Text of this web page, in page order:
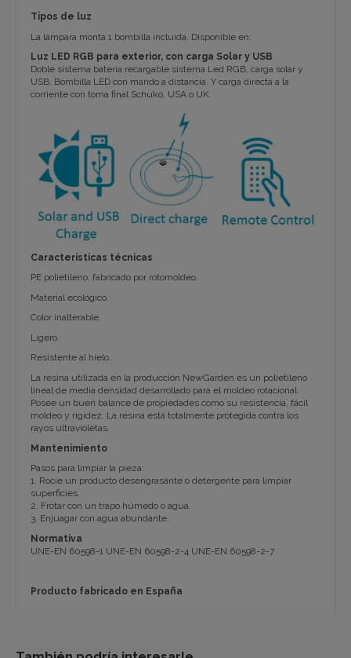
Tipos de luz
La lámpara monta 1 bombilla incluida. Disponible en:
Luz LED RGB para exterior, con carga Solar y USB
Doble sistema batería recargable sistema Led RGB, carga solar y
USB. Bombilla LED con mando a distancia. Y carga directa a la
corriente con toma final Schuko, USA o UK.
Características técnicas
PE polietileno, fabricado por rotomoldeo.
Material ecológico.
Color inalterable.
Ligero.
Resistente al hielo.
La resina utilizada en la producción NewGarden es un polietileno
lineal de media densidad desarrollado para el moldeo rotacional.
Posee un buen balance de propiedades como su resistencia, fácil
moldeo y rigidez. La resina está totalmente protegida contra los
rayos ultravioletas.
Mantenimiento
Pasos para limpiar la pieza:
1. Rocíe un producto desengrasante o detergente para limpiar
superficies.
2. Frotar con un trapo húmedo o agua.
3. Enjuagar con agua abundante.
Normativa
UNE-EN 60598-1 UNE-EN 60598-2-4 UNE-EN 60598-2-7
Producto fabricado en España